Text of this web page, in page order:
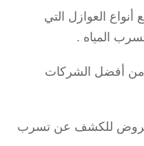
العوازل التي
المياه .
من أفضل الشركات
للكشف عن تسرب